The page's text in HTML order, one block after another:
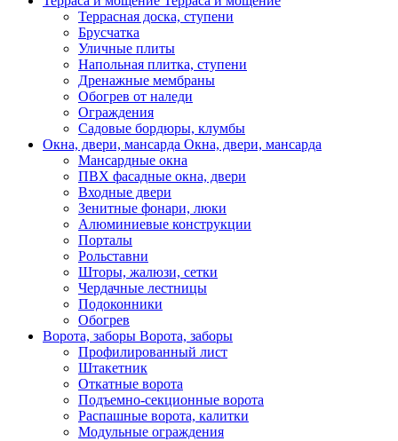
Террасная доска, ступени
Брусчатка
Уличные плиты
Напольная плитка, ступени
Дренажные мембраны
Обогрев от наледи
Ограждения
Садовые бордюры, клумбы
Окна, двери, мансарда Окна, двери, мансарда
Мансардные окна
ПВХ фасадные окна, двери
Входные двери
Зенитные фонари, люки
Алюминиевые конструкции
Порталы
Рольставни
Шторы, жалюзи, сетки
Чердачные лестницы
Подоконники
Обогрев
Ворота, заборы Ворота, заборы
Профилированный лист
Штакетник
Откатные ворота
Подъемно-секционные ворота
Распашные ворота, калитки
Модульные ограждения